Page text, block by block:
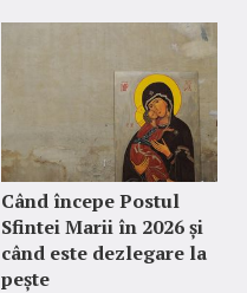
Când începe Postul
Sfintei Marii în 2026 și
când este dezlegare la
pește